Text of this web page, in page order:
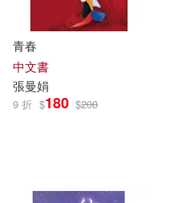
青春
中文書
張曼娟
9 折 $180 $200